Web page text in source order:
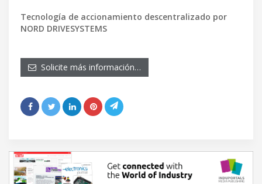
Tecnología de accionamiento descentralizado por
NORD DRIVESYSTEMS
Solicite más información…